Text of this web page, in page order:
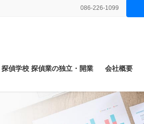
086-226-1099
探偵学校 探偵業の独立・開業 会社概要